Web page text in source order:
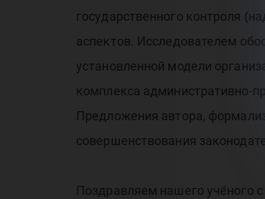
государственного контроля
аспектов. Исследователем
установленной модели
комплекса административно-
Предложения автора,
совершенствования
Поздравляем нашего учёного